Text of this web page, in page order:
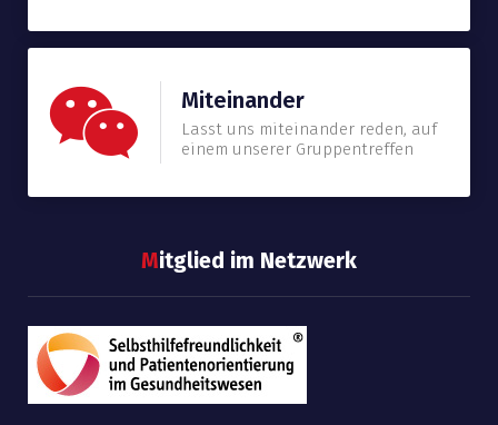
Miteinander
Lasst uns miteinander reden, auf
einem unserer Gruppentreffen
Mitglied im Netzwerk